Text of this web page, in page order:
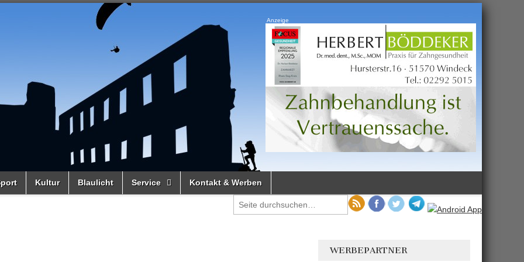
Anzeige
Kultur Blaulicht Service Kontakt & Werben
WERBEPARTNER